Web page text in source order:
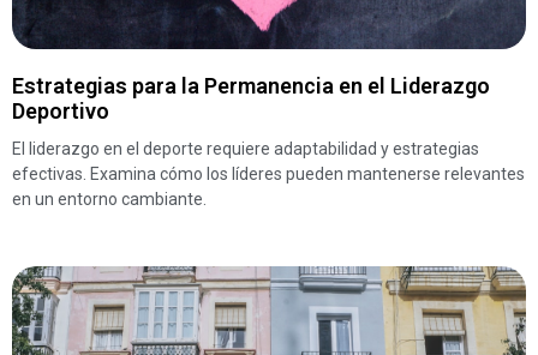
Estrategias para la Permanencia en el Liderazgo
Deportivo
El liderazgo en el deporte requiere adaptabilidad y estrategias
efectivas. Examina cómo los líderes pueden mantenerse relevantes
en un entorno cambiante.